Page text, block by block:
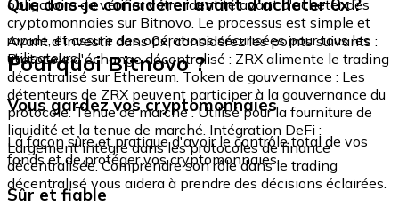
obligatoire de vérifier votre identité avant d'acheter des
cryptomonnaies sur Bitnovo. Le processus est simple et
rapide, et assure des opérations sécurisées pour tous les
utilisateurs.
Que dois-je considérer avant d'acheter 0x ?
Avant d'investir dans 0x, considérez les points suivants :
Protocole d'échange décentralisé : ZRX alimente le trading
décentralisé sur Ethereum. Token de gouvernance : Les
détenteurs de ZRX peuvent participer à la gouvernance du
protocole. Tenue de marché : Utilisé pour la fourniture de
liquidité et la tenue de marché. Intégration DeFi :
Largement intégré dans les protocoles de finance
décentralisée. Comprendre son rôle dans le trading
décentralisé vous aidera à prendre des décisions éclairées.
Pourquoi Bitnovo ?
Vous gardez vos cryptomonnaies
La façon sûre et pratique d'avoir le contrôle total de vos
fonds et de protéger vos cryptomonnaies.
Sûr et fiable